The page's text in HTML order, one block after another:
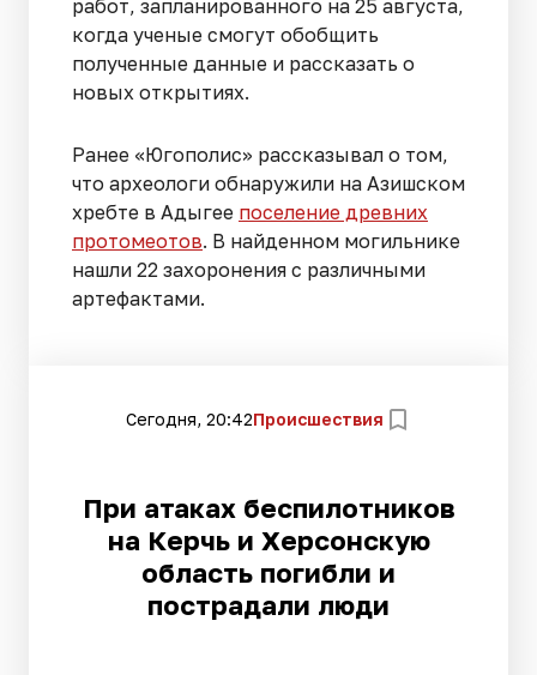
работ, запланированного на 25 августа,
когда ученые смогут обобщить
полученные данные и рассказать о
новых открытиях.
Ранее «Югополис» рассказывал о том,
что археологи обнаружили на Азишском
хребте в Адыгее поселение древних
протомеотов. В найденном могильнике
нашли 22 захоронения с различными
артефактами.
Сегодня, 20:42Происшествия
При атаках беспилотников
на Керчь и Херсонскую
область погибли и
пострадали люди